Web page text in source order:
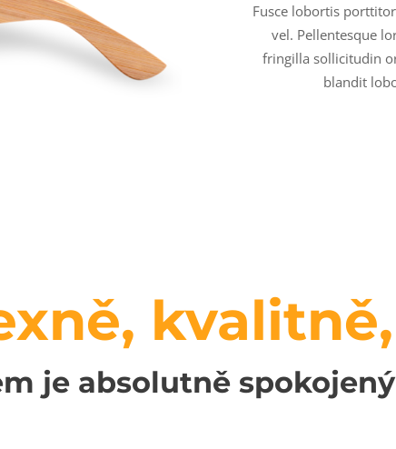
Fusce lobortis
vel. Pellentesque
fringilla sollicitudin
blandit
je absolutně